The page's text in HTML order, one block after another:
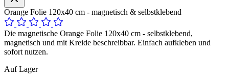
Orange Folie 120x40 cm - magnetisch & selbstklebend
Die magnetische Orange Folie 120x40 cm - selbstklebend,
magnetisch und mit Kreide beschreibbar. Einfach aufkleben und
sofort nutzen.
Auf Lager